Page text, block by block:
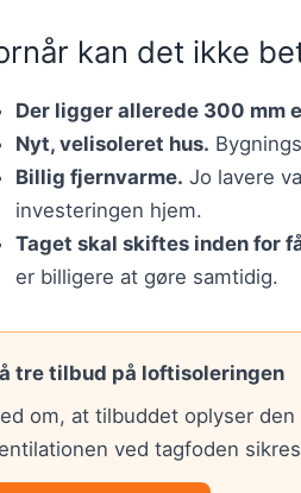
kan det ikke
Der ligger allerede 300 mm
Nyt, velisoleret hus.
Billig fjernvarme. Jo lavere
investeringen hjem.
Taget skal skiftes inden for
er billigere at gøre samtidig.
tre tilbud på loftisoleringen
om, at tilbuddet oplyser
ved tagfoden